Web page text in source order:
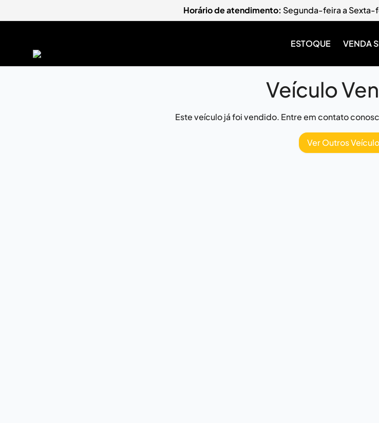
Horário de atendimento: Segunda-feira a Sexta-
ESTOQUE VENDA
Veículo
Este veículo já foi vendido. Entre em contato
Ver Outros